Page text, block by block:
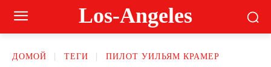
Los-Angeles
ДОМОЙ ТЕГИ ПИЛОТ УИЛЬЯМ КРАМЕР